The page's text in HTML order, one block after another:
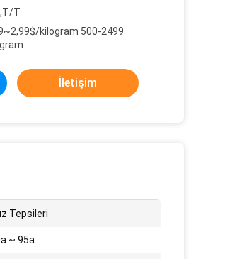
T
kilogram 500-2499
İletişim
Tepsileri
~ 95a